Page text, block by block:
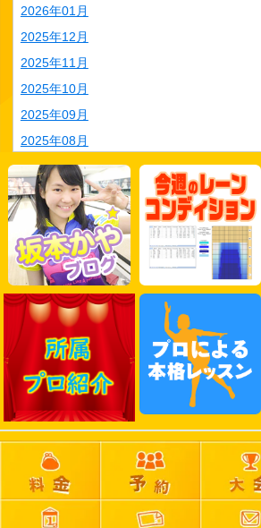
2026年01月
2025年12月
2025年11月
2025年10月
2025年09月
2025年08月
2025年07月
2025年06月
2025年05月
2025年04月
2025年03月
2025年02月
2025年01月
2024年12月
2024年11月
2024年10月
2024年09月
2024年08月
2024年07月
2024年06月